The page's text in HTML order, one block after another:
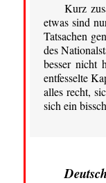
Kurz
etwas sind
Tatsachen
des
besser nicht
entfesselte
alles recht,
sich ein